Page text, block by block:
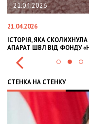
21.04.2026
21.04.2026
ІСТОРІЯ, ЯКА
АПАРАТ ШВЛ ВІД ФОНДУ
СТЕНКА НА СТЕНКУ